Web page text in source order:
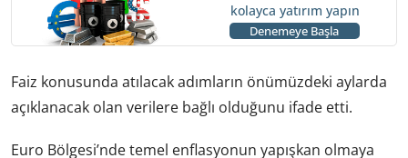
kolayca yatırım yapın
Denemeye Başla
Faiz konusunda atılacak adımların önümüzdeki aylarda
açıklanacak olan verilere bağlı olduğunu ifade etti.
Euro Bölgesi’nde temel enflasyonun yapışkan olmaya